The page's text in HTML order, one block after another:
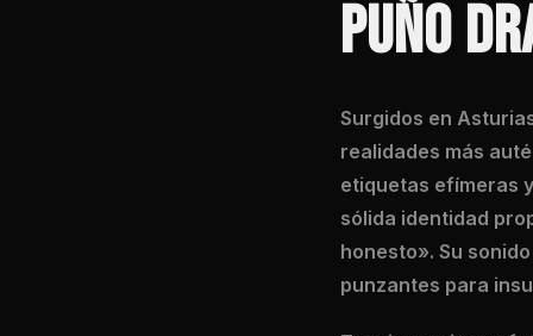
PUÑO
Surgidos en
realidades más
etiquetas efímeras
sólida identidad
honesto». Su
punzantes para